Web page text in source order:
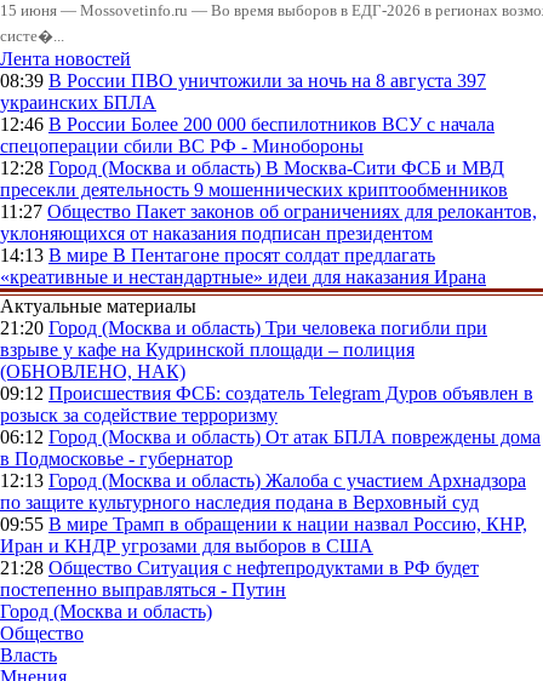
15 июня — Mossovetinfo.ru — Во время выборов в ЕДГ-2026 в регионах
систе�...
Лента новостей
08:39 В России ПВО уничтожили за ночь на 8 августа 397
украинских БПЛА
12:46 В России Более 200 000 беспилотников ВСУ с начала
спецоперации сбили ВС РФ - Минобороны
12:28 Город (Москва и область) В Москва-Сити ФСБ и МВД
пресекли деятельность 9 мошеннических криптообменников
11:27 Общество Пакет законов об ограничениях для релокантов,
уклоняющихся от наказания подписан президентом
14:13 В мире В Пентагоне просят солдат предлагать
«креативные и нестандартные» идеи для наказания Ирана
Актуальные материалы
21:20 Город (Москва и область) Три человека погибли при
взрыве у кафе на Кудринской площади – полиция
(ОБНОВЛЕНО, НАК)
09:12 Происшествия ФСБ: создатель Telegram Дуров объявлен в
розыск за содействие терроризму
06:12 Город (Москва и область) От атак БПЛА повреждены дома
в Подмосковье - губернатор
12:13 Город (Москва и область) Жалоба с участием Архнадзора
по защите культурного наследия подана в Верховный суд
09:55 В мире Трамп в обращении к нации назвал Россию, КНР,
Иран и КНДР угрозами для выборов в США
21:28 Общество Ситуация с нефтепродуктами в РФ будет
постепенно выправляться - Путин
Город (Москва и область)
Общество
Власть